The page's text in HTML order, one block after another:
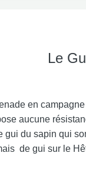
Le
en
aucune
du sapin qui
de gui sur le